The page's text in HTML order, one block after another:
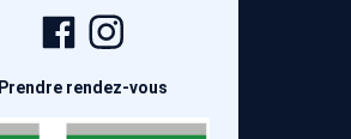
Page
Facebook
Prendre rendez-vous